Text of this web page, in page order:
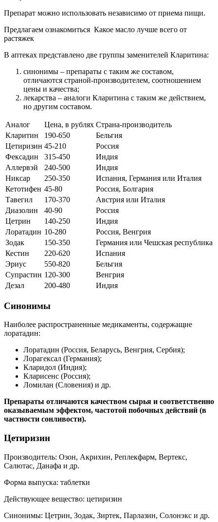
Препарат можно использовать независимо от приема пищи.
Предлагаем ознакомиться Какое масло лучше всего от
растяжек
В аптеках представлено две группы заменителей Кларитина:
синонимы – препараты с таким же составом,
отличаются страной-производителем, соотношением
цены и качества;
лекарства – аналоги Кларитина с таким же действием,
но другим составом.
Аналог Цена, в рублях Страна-производитель
Кларитин
190-650
Бельгия
Цетиризин 45-210
Россия
Фексадин
315-450
Индия
Аллервэй
240-500
Индия
Никсар
250-350
Испания, Германия или Италия
Кетотифен 45-80
Россия, Болгария
Тавегил
170-370
Австрия или Италия
Диазолин
40-90
Россия
Цетрин
140-250
Индия
Лоратадин 10-280
Россия, Венгрия
Зодак
150-350
Германия или Чешская республика
Кестин
220-620
Испания
Эриус
550-820
Бельгия
Супрастин 120-300
Венгрия
Дезал
200-480 Индия
Синонимы
Наиболее распространенные медикаменты, содержащие
лоратадин:
Лоратадин (Россия, Беларусь, Венгрия, Сербия);
Лорагексал (Германия);
Кларидол (Индия);
Кларисенс (Россия);
Ломилан (Словения) и др.
Препараты отличаются качеством сырья и соответственно
оказываемым эффектом, частотой побочных действий (в
частности сонливости).
Цетиризин
Производитель: Озон, Акрихин, Реплекфарм, Вертекс,
Салютас, Данафа и др.
Форма выпуска: таблетки
Действующее вещество: цетиризин
Синонимы: Цетрин, Зодак, Зиртек, Парлазин, Солонэкс и др.